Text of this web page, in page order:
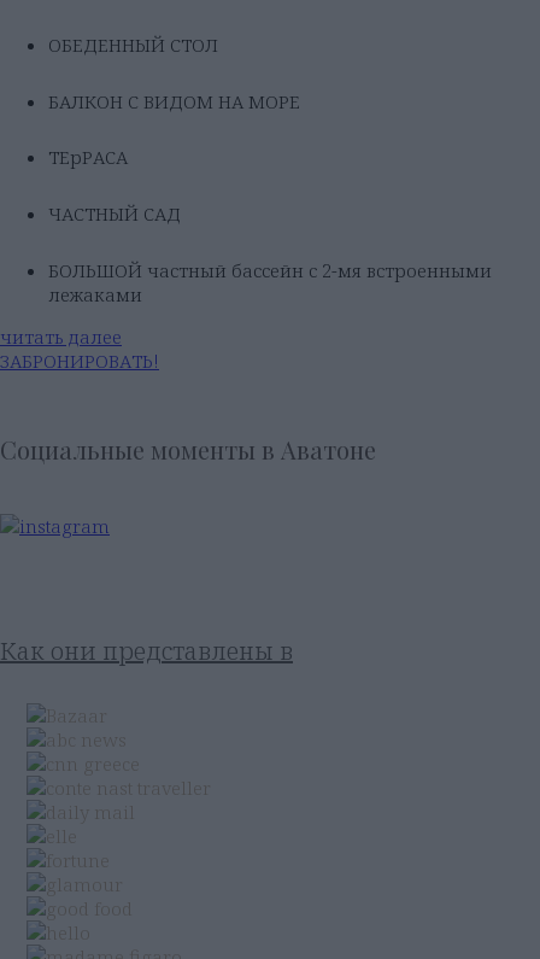
ОБЕДЕННЫЙ СТОЛ
БАЛКОН С ВИДОМ НА МОРЕ
ТЕрРАСА
ЧАСТНЫЙ САД
БОЛЬШОЙ частный бассейн с 2-мя встроенными
лежаками
читать далее
ЗАБРОНИРОВАТЬ!
Социальные моменты в Аватоне
Как они представлены в